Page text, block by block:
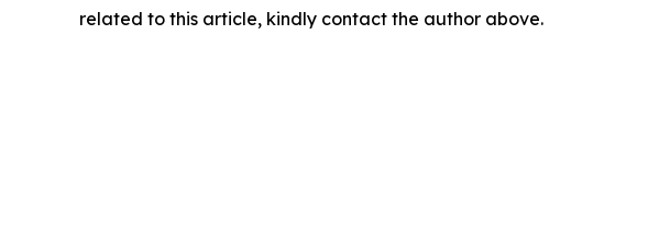
related to this article, kindly contact the author above.